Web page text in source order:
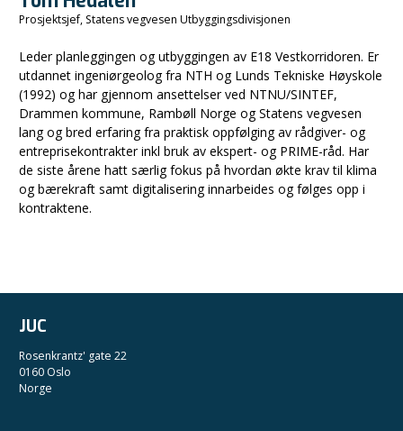
Prosjektsjef, Statens vegvesen Utbyggingsdivisjonen
Leder planleggingen og utbyggingen av E18 Vestkorridoren. Er
utdannet ingeniørgeolog fra NTH og Lunds Tekniske Høyskole
(1992) og har gjennom ansettelser ved NTNU/SINTEF,
Drammen kommune, Rambøll Norge og Statens vegvesen
lang og bred erfaring fra praktisk oppfølging av rådgiver- og
entreprisekontrakter inkl bruk av ekspert- og PRIME-råd. Har
de siste årene hatt særlig fokus på hvordan økte krav til klima
og bærekraft samt digitalisering innarbeides og følges opp i
kontraktene.
JUC
Rosenkrantz' gate 22
0160 Oslo
Norge